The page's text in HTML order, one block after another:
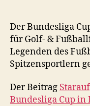
Der Bundesliga
für Golf- &
Legenden des
Spitzensportlern
Der Beitrag
Bundesliga Cup in